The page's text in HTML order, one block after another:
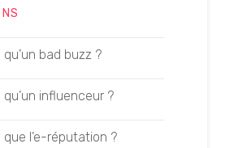
site web
agence SEO
des moteurs de
mention ?
les LLM
par les LLM
qu’un bad buzz ?
qu’un influenceur ?
que l’e-réputation ?